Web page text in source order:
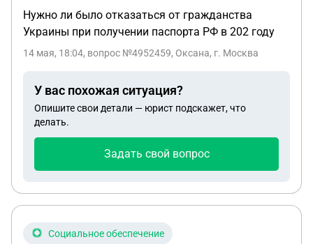
Нужно ли было отказаться от гражданства
Украины при получении паспорта РФ в 202 году
14 мая, 18:04, вопрос №4952459, Оксана, г. Москва
У вас похожая ситуация?
Опишите свои детали — юрист подскажет, что
делать.
Задать свой вопрос
Социальное обеспечение